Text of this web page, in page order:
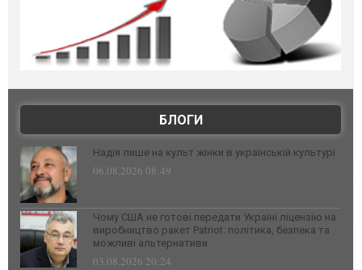
БЛОГИ
Надія лише на культ жінки в українській культурі
06.08.2026 08:49
Чому США не готові передати Україні ліцензію на
виробництво ракет Patriot: політика, безпека та
можливі альтернативи
03.08.2026 20:24